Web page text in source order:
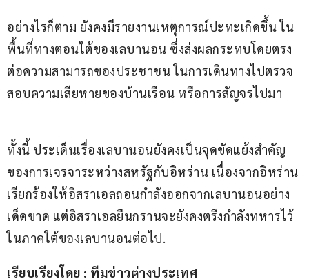
อย่างไรก็ตาม ยังคงมีรายงานเหตุการณ์ปะทะเกิดขึ้น ใน
พื้นที่ทางตอนใต้ของเลบานอน ซึ่งส่งผลกระทบโดยตรง
ต่อความสามารถของประชาชน ในการเดินทางไปตรวจ
สอบความเสียหายของบ้านเรือน หรือการสัญจรไปมา
ทั้งนี้ ประเด็นเรื่องเลบานอนยังคงเป็นจุดขัดแย้งสำคัญ
ของการเจรจาระหว่างสหรัฐกับอิหร่าน เนื่องจากอิหร่าน
เรียกร้องให้อิสราเอลถอนกำลังออกจากเลบานอนอย่าง
เด็ดขาด แต่อิสราเอลยืนกรานจะยังคงตรึงกำลังทหารไว้
ในภาคใต้ของเลบานอนต่อไป.
เรียบเรียงโดย : ทีมข่าวต่างประเทศ